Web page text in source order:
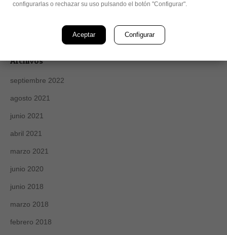
Archivos
septiembre 2022
agosto 2021
junio 2021
abril 2021
marzo 2021
junio 2020
junio 2018
marzo 2018
febrero 2018
configurarlas o rechazar su uso pulsando el botón "Configurar".
Aceptar Configurar